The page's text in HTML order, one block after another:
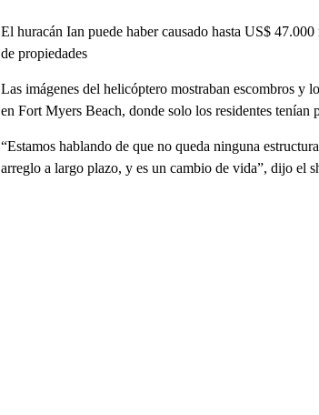
El huracán Ian puede haber causado hasta US$
de propiedades
Las imágenes del helicóptero mostraban escombros y
en Fort Myers Beach, donde solo los residentes
“Estamos hablando de que no queda ninguna
arreglo a largo plazo, y es un cambio de vida”, dijo el